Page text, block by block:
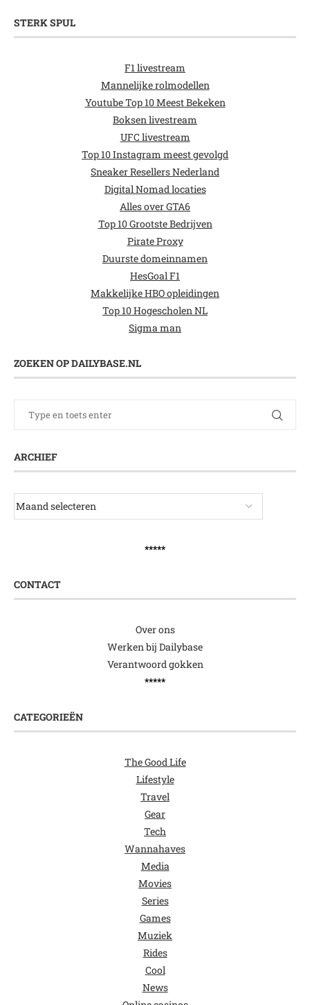
STERK SPUL
F1 livestream
Mannelijke rolmodellen
Youtube Top 10 Meest Bekeken
Boksen livestream
UFC livestream
Top 10 Instagram meest gevolgd
Sneaker Resellers Nederland
Digital Nomad locaties
Alles over GTA6
Top 10 Grootste Bedrijven
Pirate Proxy
Duurste domeinnamen
HesGoal F1
Makkelijke HBO opleidingen
Top 10 Hogescholen NL
Sigma man
ZOEKEN OP DAILYBASE.NL
ARCHIEF
*****
CONTACT
Over ons
Werken bij Dailybase
Verantwoord gokken
*****
CATEGORIEËN
The Good Life
Lifestyle
Travel
Gear
Tech
Wannahaves
Media
Movies
Series
Games
Muziek
Rides
Cool
News